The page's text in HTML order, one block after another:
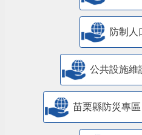
防制人
公共設施維
苗栗縣防災專區